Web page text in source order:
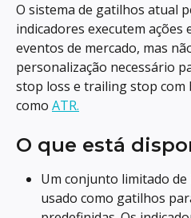
O sistema de gatilhos atual
indicadores executem ações
eventos de mercado, mas
personalização necessário
stop loss e trailing stop com
como ATR.
O que está
Um conjunto limitado
usado como gatilhos